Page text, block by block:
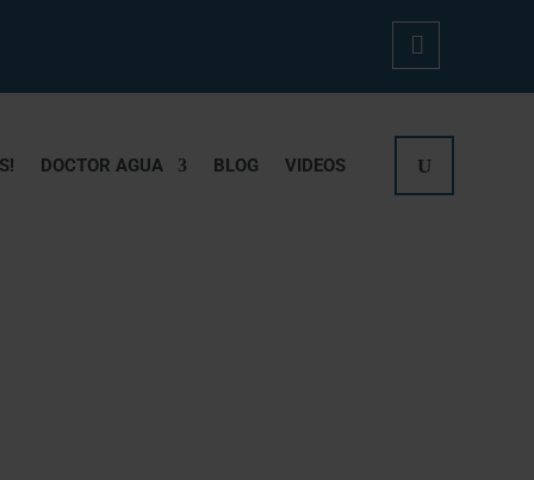
Mi
Cue
Nta
DOCTOR AGUA BLOG VIDEOS